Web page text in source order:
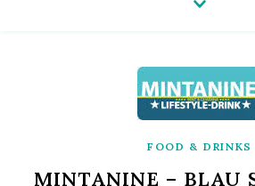
FOOD & DRINKS
MINTANINE – BLAU